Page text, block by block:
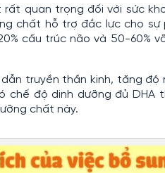
quan trọng đối với sức
chất hỗ trợ đắc lực cho
cấu trúc não và 50-60%
truyền thần kinh, tăng
chế độ dinh dưỡng đủ DHA
chất này.